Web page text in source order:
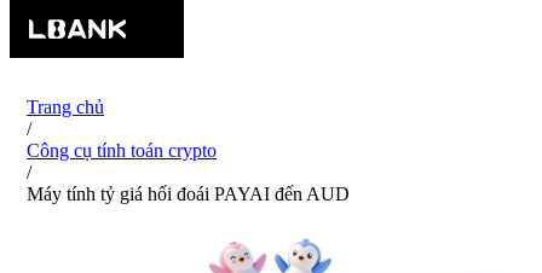
Trang chủ
/
Công cụ tính toán crypto
/
Máy tính tỷ giá hối đoái PAYAI đến AUD